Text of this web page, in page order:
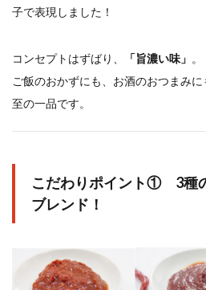
子で表現しました！
コンセプトはずばり、 「旨濃い味」 。
ご飯のおかずにも、お酒のおつまみ
至の一品です。
こだわりポイント① 3種
ブレンド！
冷凍餃子
ビビゴ
なにわ パーティー
パックご飯
ハロウィン
ファミリーマート